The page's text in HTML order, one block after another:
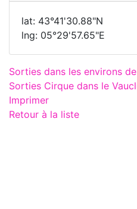
lat: 43°41'30.88"N
lng: 05°29'57.65"E
Sorties dans les environs de
Sorties Cirque dans le
Imprimer
Retour à la liste